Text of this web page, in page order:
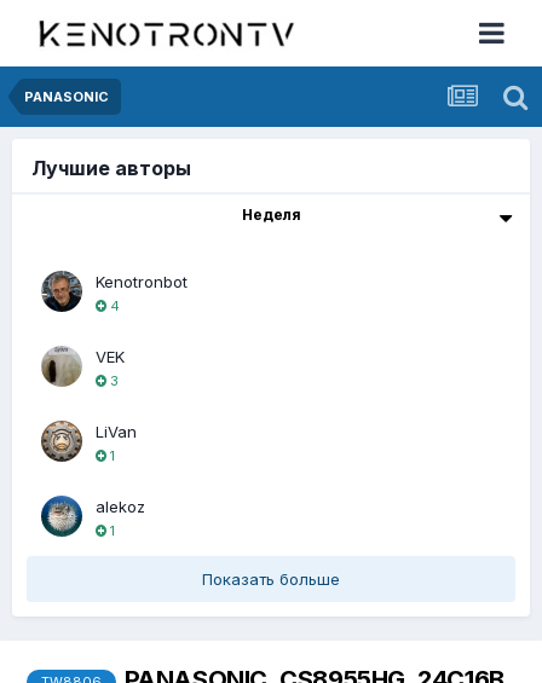
PANASONIC
Лучшие авторы
Неделя
Kenotronbot
4
VEK
3
LiVan
1
alekoz
1
Показать больше